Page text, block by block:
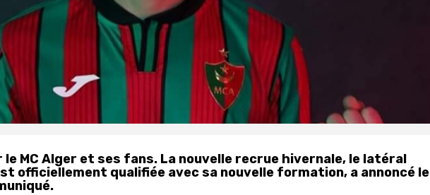
le MC Alger et ses fans. La nouvelle recrue hivernale, le latéral
officiellement qualifiée avec sa nouvelle formation, a annoncé le